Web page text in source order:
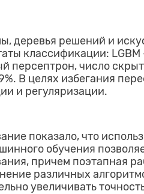
деревья решений и
классификации:
персептрон, число
В целях избегания
и регуляризации.
показало, что
обучения
причем поэтапная
различных
увеличивать